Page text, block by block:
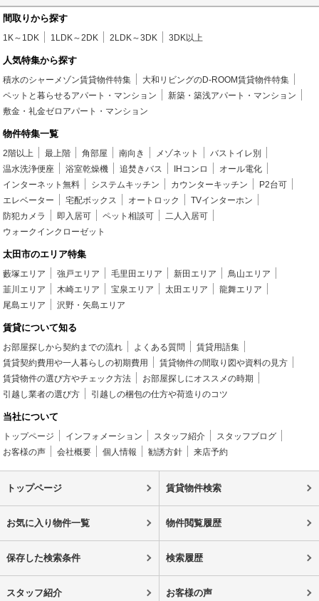
間取りから探す
1K～1DK 1LDK～2DK 2LDK～3DK 3DK以上
人気特集から探す
積水のシャーメゾン賃貸物件特集
大和リビングのD-ROOM賃貸物件特集
ペットと暮らせるアパート・マンション
新築・築浅アパート・マンション
敷金・礼金ゼロアパート・マンション
物件特集一覧
2階以上 最上階 角部屋 南向き メゾネット
バストイレ別
温水洗浄便座
浴室乾燥機 追焚きバス IHコンロ
オール電化
インターネット無料
システムキッチン カウンターキッチン
P2台可
エレベーター
宅配ボックス オートロック
TVインターホン
防犯カメラ
即入居可 ペット相談可
二人入居可
ウォークインクローゼット
太田市のエリア特集
藪塚エリア 強戸エリア 毛里田エリア 新田エリア
鳥山エリア
韮川エリア
木崎エリア 宝泉エリア 太田エリア
龍舞エリア
尾島エリア
沢野・矢島エリア
賃貸について知る
お部屋探しから契約までの流れ よくある質問
賃貸用語集
賃貸契約費用や一人暮らしの初期費用
賃貸物件の間取り図や資料の見方
賃貸物件の選び方やチェック方法
お部屋探しにオススメの時期
引越し業者の選び方
引越しの梱包の仕方や荷造りのコツ
当社について
トップページ インフォメーション スタッフ紹介
スタッフブログ
お客様の声
会社概要 個人情報 勧誘方針 来店予約
トップページ 賃貸物件検索
お気に入り物件一覧 物件閲覧履歴
保存した検索条件 検索履歴
スタッフ紹介 お客様の声